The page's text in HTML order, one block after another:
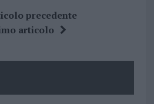
at
s
p
a
re
precedente
articolo